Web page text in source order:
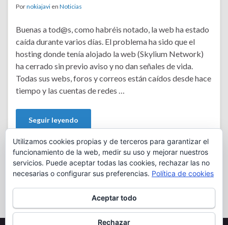
Pornokiajavi en Noticias
Buenas a tod@s, como habréis notado, la web ha estado
caída durante varios días. El problema ha sido que el
hosting donde tenía alojado la web (Skylium Network)
ha cerrado sin previo aviso y no dan señales de vida.
Todas sus webs, foros y correos están caídos desde hace
tiempo y las cuentas de redes …
Seguir leyendo
jlojch caído,jlojch no funciona ,Traduccionestapia caída,
traduccionestapia offline
Dejar un comentario
Utilizamos cookies propias y de terceros para garantizar el
funcionamiento de la web, medir su uso y mejorar nuestros
servicios. Puede aceptar todas las cookies, rechazar las no
necesarias o configurar sus preferencias. Política de cookies
Aceptar todo
Rechazar